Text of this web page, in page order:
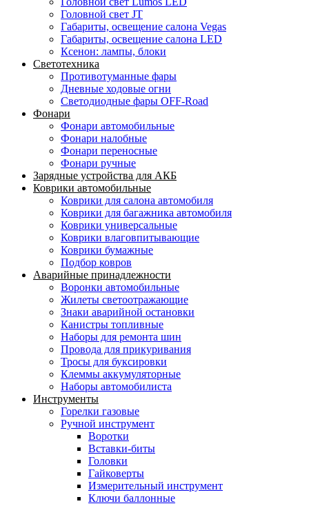
Головной свет JT
Габариты, освещение салона Vegas
Габариты, освещение салона LED
Ксенон: лампы, блоки
Светотехника
Противотуманные фары
Дневные ходовые огни
Светодиодные фары OFF-Road
Фонари
Фонари автомобильные
Фонари налобные
Фонари переносные
Фонари ручные
Зарядные устройства для АКБ
Коврики автомобильные
Коврики для салона автомобиля
Коврики для багажника автомобиля
Коврики универсальные
Коврики влаговпитывающие
Коврики бумажные
Подбор ковров
Аварийные принадлежности
Воронки автомобильные
Жилеты светоотражающие
Знаки аварийной остановки
Канистры топливные
Наборы для ремонта шин
Провода для прикуривания
Тросы для буксировки
Клеммы аккумуляторные
Наборы автомобилиста
Инструменты
Горелки газовые
Ручной инструмент
Воротки
Вставки-биты
Головки
Гайковерты
Измерительный инструмент
Ключи баллонные